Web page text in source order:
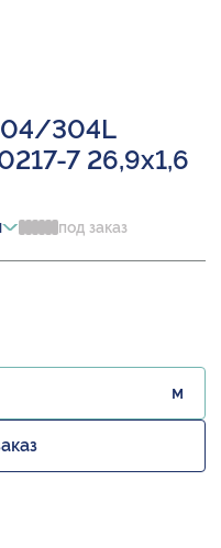
304L
7 26,9х1,6
под заказ
м